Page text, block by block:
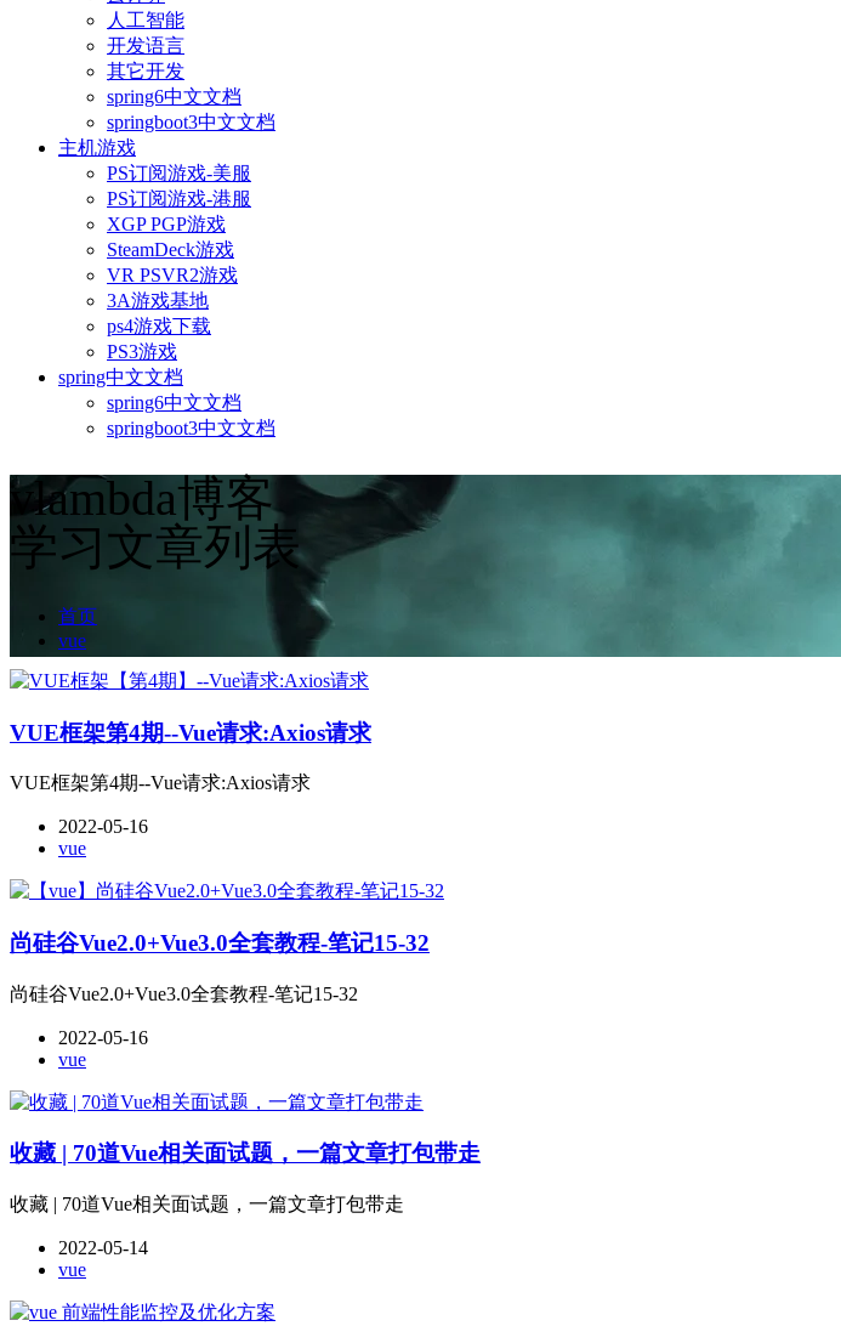
人工智能
开发语言
其它开发
spring6中文文档
springboot3中文文档
主机游戏
PS订阅游戏-美服
PS订阅游戏-港服
XGP PGP游戏
SteamDeck游戏
VR PSVR2游戏
3A游戏基地
ps4游戏下载
PS3游戏
spring中文文档
spring6中文文档
springboot3中文文档
vlambda博客
学习文章列表
首页
vue
VUE框架第4期--Vue请求:Axios请求
VUE框架第4期--Vue请求:Axios请求
2022-05-16
vue
尚硅谷Vue2.0+Vue3.0全套教程-笔记15-32
尚硅谷Vue2.0+Vue3.0全套教程-笔记15-32
2022-05-16
vue
收藏 | 70道Vue相关面试题，一篇文章打包带走
收藏 | 70道Vue相关面试题，一篇文章打包带走
2022-05-14
vue